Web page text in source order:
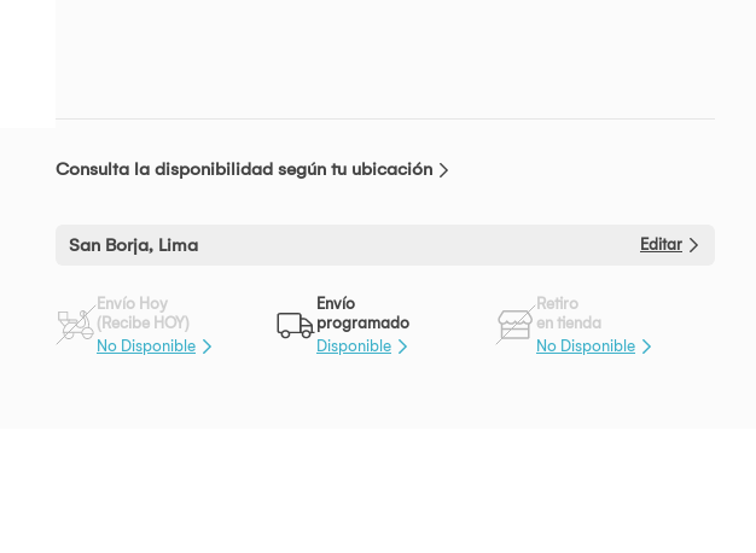
Consulta la disponibilidad según tu ubicación
San Borja, Lima Editar
Envío Hoy
(Recibe HOY)
No Disponible
Envío
programado
Disponible
Retiro
en tienda
No Disponible